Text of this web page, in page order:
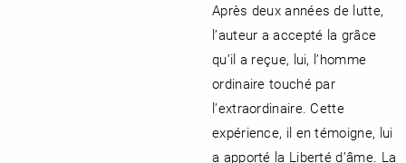
Après deux années de lutte,
l’auteur a accepté la grâce
qu’il a reçue, lui, l’homme
ordinaire touché par
l’extraordinaire. Cette
expérience, il en témoigne, lui
a apporté la Liberté d’âme. La